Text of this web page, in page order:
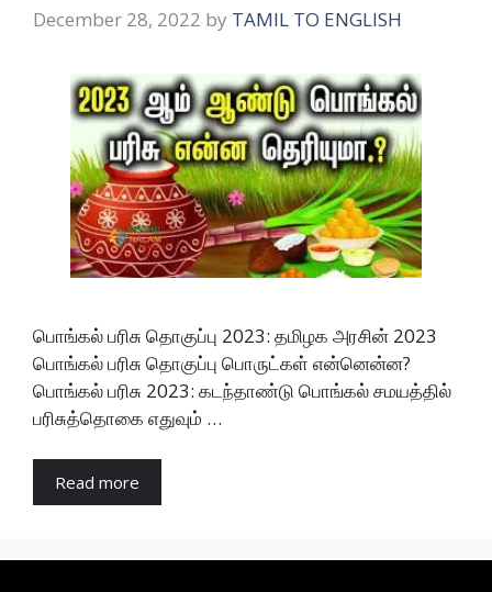
December 28, 2022 by TAMIL TO ENGLISH
பொங்கல் பரிசு தொகுப்பு 2023: தமிழக அரசின் 2023
பொங்கல் பரிசு தொகுப்பு பொருட்கள் என்னென்ன?
பொங்கல் பரிசு 2023: கடந்தாண்டு பொங்கல் சமயத்தில்
பரிசுத்தொகை எதுவும் …
Read more